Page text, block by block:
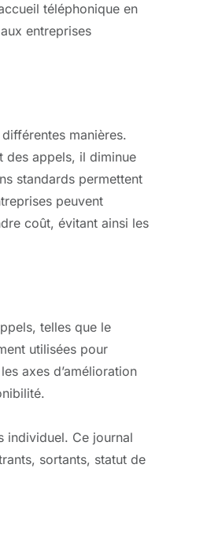
téléphonique en
entreprises
manières.
des appels, il diminue
standards permettent
peuvent
coût, évitant ainsi les
telles que le
utilisées pour
axes d’amélioration
individuel. Ce journal
sortants, statut de